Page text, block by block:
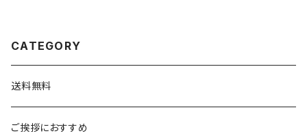
CATEGORY
送料無料
ご挨拶におすすめ